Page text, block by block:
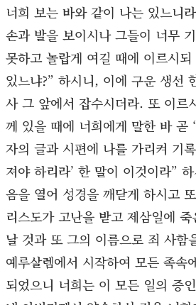
너희 보는 바와 같이 나는 있느니
손과 발을 보이시나 그들이 너무
못하고 놀랍게 여길 때에 이르시
있느냐?” 하시니, 이에 구운 생선
사 그 앞에서 잡수시더라. 또 이르
께 있을 때에 너희에게 말한 바 곧
자의 글과 시편에 나를 가리켜 기
져야 하리라’ 한 말이 이것이라”
음을 열어 성경을 깨닫게 하시고
리스도가 고난을 받고 제삼일에
날 것과 또 그의 이름으로 죄 사함
예루살렘에서 시작하여 모든 족속
되었으니 너희는 이 모든 일의 증